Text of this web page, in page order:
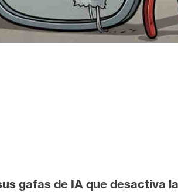
gafas de IA que desactiva